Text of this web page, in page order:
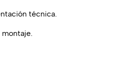
técnica.